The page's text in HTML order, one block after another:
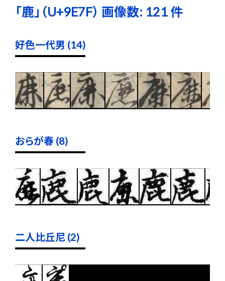
「鹿」（U+9E7F） 画像数: 121 件
好色一代男 (14)
おらが春 (8)
二人比丘尼 (2)